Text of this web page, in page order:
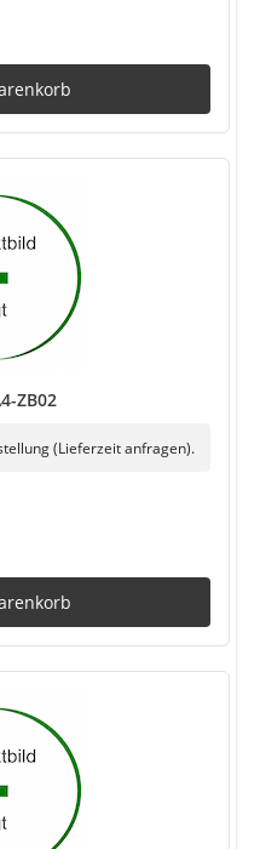
ZB02
(Lieferzeit anfragen).